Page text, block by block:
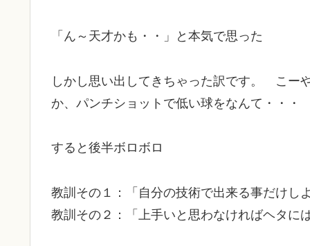
「ん～天才かも・・」と本気で思った
しかし思い出してきちゃった訳です。 こー
か、パンチショットで低い球をなんて・・・
すると後半ボロボロ
教訓その１：「自分の技術で出来る事だけし
教訓その２：「上手いと思わなければヘタに